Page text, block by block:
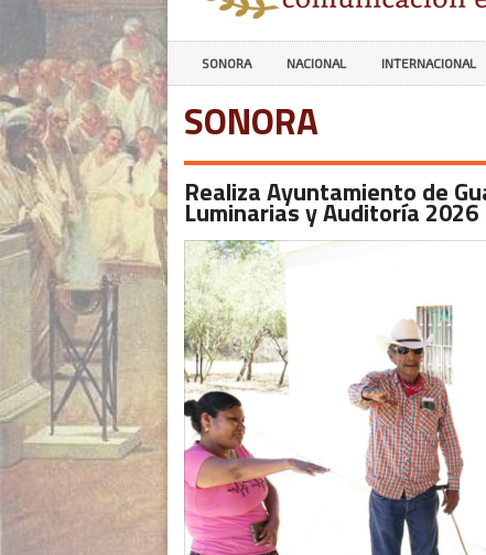
SONORA NACIONAL INTERNACIONAL
SONORA
Realiza Ayuntamiento de
Luminarias y Auditoría 2026